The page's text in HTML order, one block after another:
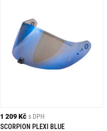
1 209 Kč s DPH
SCORPION PLEXI BLUE